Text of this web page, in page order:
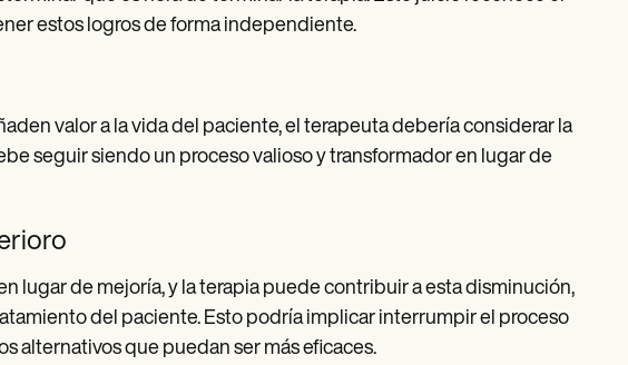
estos logros de forma independiente.
valor a la vida del paciente, el terapeuta debería considerar la
seguir siendo un proceso valioso y transformador en lugar de
lugar de mejoría, y la terapia puede contribuir a esta disminución,
del paciente. Esto podría implicar interrumpir el proceso
alternativos que puedan ser más eficaces.